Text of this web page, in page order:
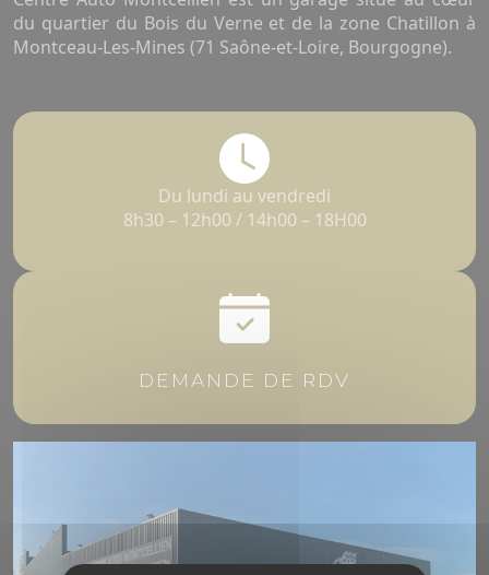
du quartier du Bois du Verne et de la zone Chatillon à
Montceau-Les-Mines (71 Saône-et-Loire, Bourgogne).
Du lundi au vendredi
8h30 – 12h00 / 14h00 – 18H00
DEMANDE DE RDV